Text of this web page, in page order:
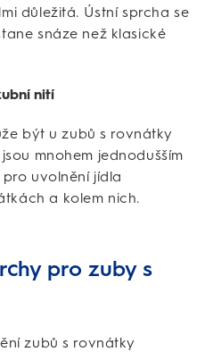
důležitá. Ústní sprcha se
snáze než klasické
nití
být u zubů s rovnátky
mnohem jednodušším
pro uvolnění jídla
a kolem nich.
pro zuby s
zubů s rovnátky